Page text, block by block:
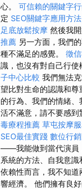
心。 可信賴的關鍵字
定 SEO關鍵字應用方法
足底放鬆按摩 然後我
推薦 另一方面，我們
種不滿足的感覺。 徵
識，也沒有對自己行使
子中心比較 我們無法
望比對生命的認識和尊
的行為、我們的情緒、
活不滿意，請不要感到
毒療程推薦 草屯按摩
SEO最佳實踐 數位行
——我能做到當代演員
系統的方法、自我意識
依賴性而言，我不知
響經濟。 他們擁有良